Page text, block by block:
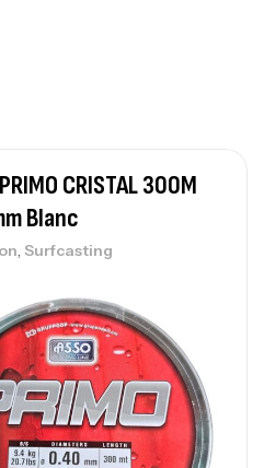
Cm 100
CRISTAL 300M
Blanc
Surfcasting